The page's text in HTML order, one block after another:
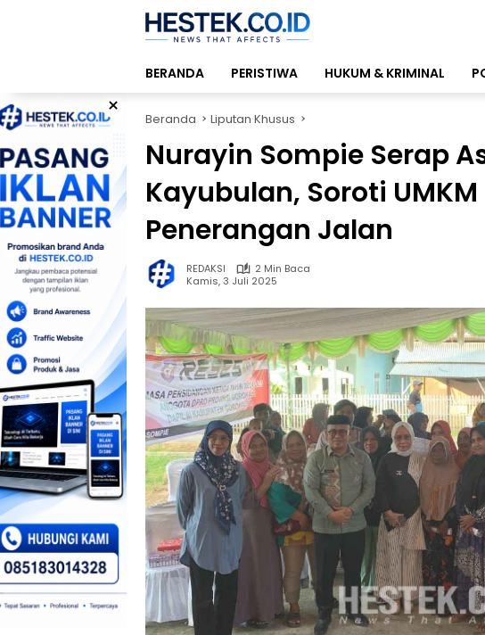
BERANDA PERISTIWA HUKUM & KRIMINAL
× Beranda Liputan Khusus
Nurayin Sompie Serap
Kayubulan, Soroti
Penerangan Jalan
REDAKSI
2 Min Baca
Kamis, 3 Juli 2025